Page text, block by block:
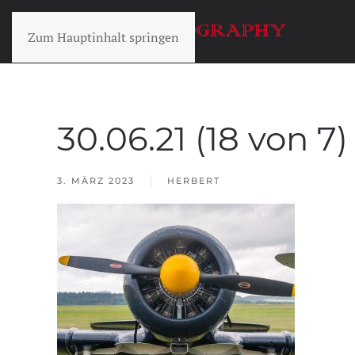
Zum Hauptinhalt springen
30.06.21 (18 von 7)
3. MÄRZ 2023 HERBERT